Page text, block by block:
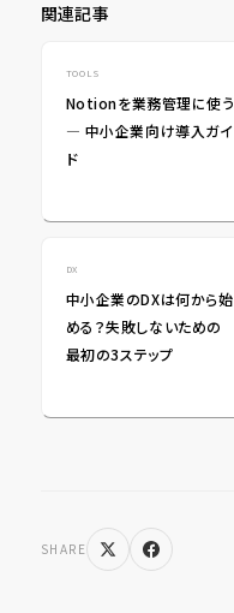
関連記事
TOOLS
Notionを業務管理に使う
― 中小企業向け導入ガイ
ド
DX
中小企業のDXは何から始
める？失敗しないための
最初の3ステップ
SHARE